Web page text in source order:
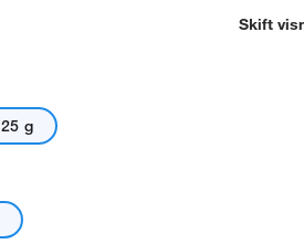
Skift
25 g